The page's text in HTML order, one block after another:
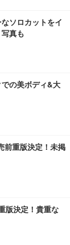
イト)
ェア 肘なし メ
腰サポート ガ
ー付き コンパク
THE S
ゲーミン
量子ドット 残
型 お徳用 レギ
】
ソロカットをイ
真も
の美ボディ&大
前重版決定！未掲
版決定！貴重な